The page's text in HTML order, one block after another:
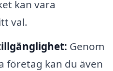
kan vara
val.
Genom
företag kan du även